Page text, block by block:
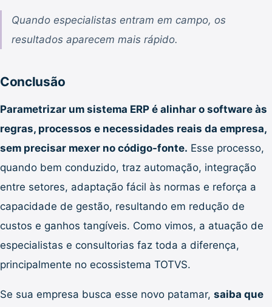
Quando especialistas entram em campo, os
resultados aparecem mais rápido.
Conclusão
Parametrizar um sistema ERP é alinhar o software às
regras, processos e necessidades reais da empresa,
sem precisar mexer no código-fonte. Esse processo,
quando bem conduzido, traz automação, integração
entre setores, adaptação fácil às normas e reforça a
capacidade de gestão, resultando em redução de
custos e ganhos tangíveis. Como vimos, a atuação de
especialistas e consultorias faz toda a diferença,
principalmente no ecossistema TOTVS.
Se sua empresa busca esse novo patamar, saiba que